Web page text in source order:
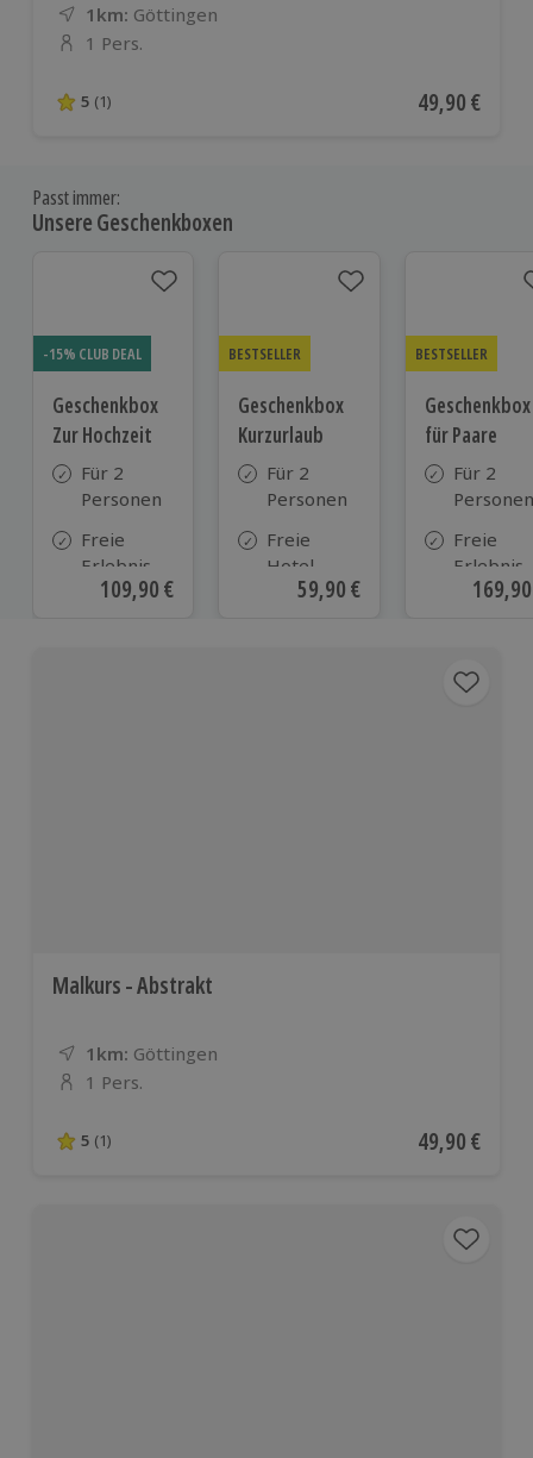
1km: Entfernung
Standort
Göttingen
Anzahl der Teilnehmer
1 Pers.
5 von 5 Sternen basierend auf 1 Bewertungen
5 (1) Aktueller
49,90 €
Passt immer:
Unsere Geschenkboxen
-15% CLUB DEAL
Geschenkbox
Zur Hochzeit
Für 2
Personen
Freie
Erlebnis-
Auswahl
Aktueller Preis
109,90 €
BESTSELLER
Geschenkbox
Kurzurlaub
Für 2
Personen
Freie
Hotel-
Auswahl
Aktueller Preis
59,90 €
BESTSELLER
Geschenkbox
für Paare
Für 2
Personen
Freie
Erlebnis-
Auswahl
Malkurs - Abstrakt
1km: Entfernung
Standort
Göttingen
Anzahl der Teilnehmer
1 Pers.
5 von 5 Sternen basierend auf 1 Bewertungen
5 (1) Aktueller
49,90 €